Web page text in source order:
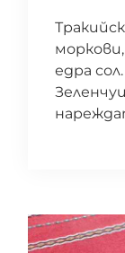
едра